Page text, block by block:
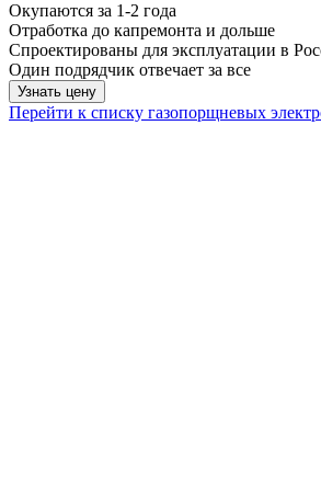
Окупаются за 1-2 года
Отработка до капремонта и дольше
Спроектированы для эксплуатации в
Один подрядчик отвечает за все
Узнать цену
Перейти к списку газопорщневых